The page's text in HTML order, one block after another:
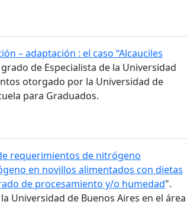
– adaptación : el caso “Alcauciles
de Especialista de la Universidad
otorgado por la Universidad de
para Graduados.
requerimientos de nitrógeno
en novillos alimentados con dietas
de procesamiento y/o humedad".
Universidad de Buenos Aires en el área